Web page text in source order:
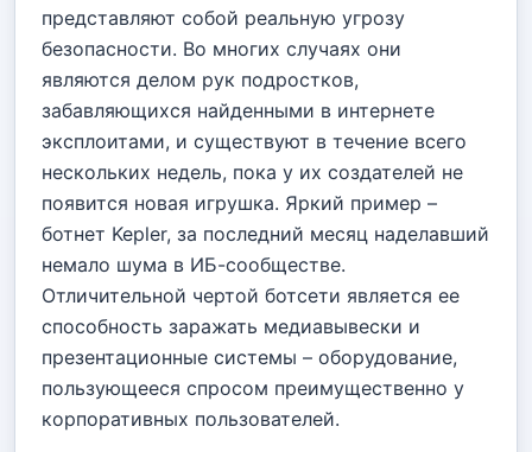
представляют собой реальную угрозу
безопасности. Во многих случаях они
являются делом рук подростков,
забавляющихся найденными в интернете
эксплоитами, и существуют в течение всего
нескольких недель, пока у их создателей не
появится новая игрушка. Яркий пример –
ботнет Kepler, за последний месяц наделавший
немало шума в ИБ-сообществе.
Отличительной чертой ботсети является ее
способность заражать медиавывески и
презентационные системы – оборудование,
пользующееся спросом преимущественно у
корпоративных пользователей.